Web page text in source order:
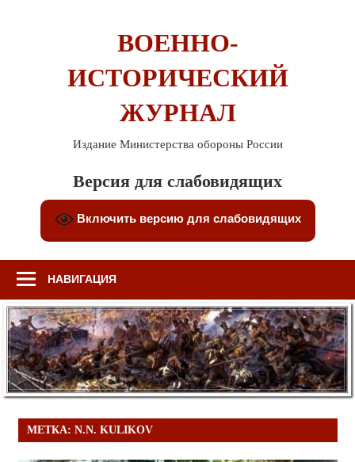
ВОЕННО-
ИСТОРИЧЕСКИЙ
ЖУРНАЛ
Издание Министерства обороны России
Версия для слабовидящих
Включить версию для слабовидящих
НАВИГАЦИЯ
МЕТКА: N.N. KULIKOV